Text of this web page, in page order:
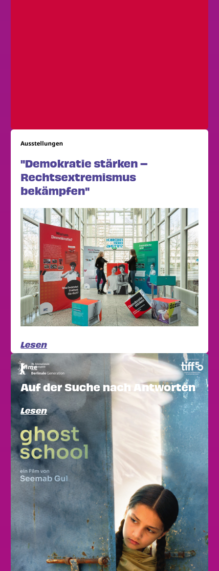
Ausstellungen
"Demokratie stärken –
Rechtsextremismus
bekämpfen"
Lesen
Filme
Auf der Suche nach Antworten
Lesen